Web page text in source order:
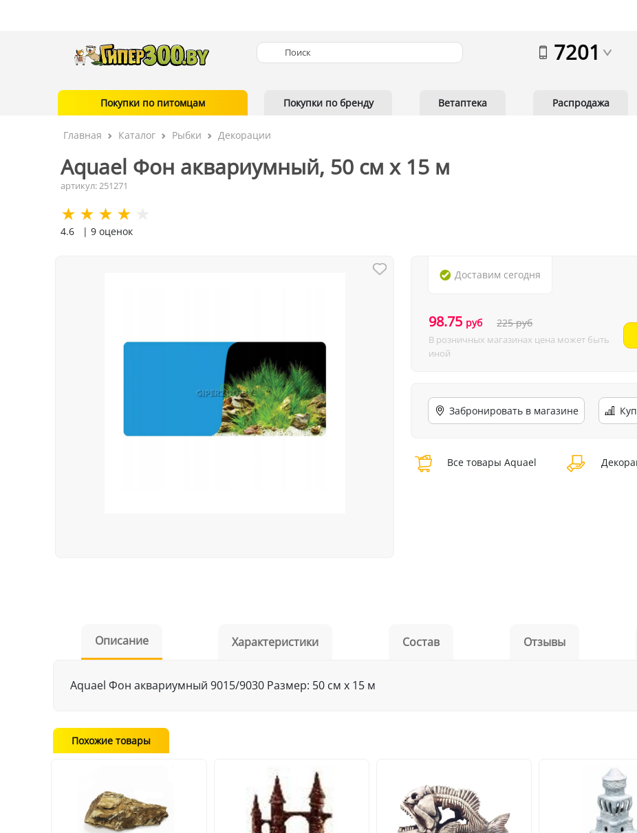
7201
Покупки по питомцам Покупки по бренду Ветаптека Распродажа
Главная Каталог Рыбки Декорации
Aquael Фон аквариумный, 50 см x 15 м
артикул: 251271
4.6 | 9 оценок
Доставим сегодня
98.75 руб 225руб
В розничных магазинах цена может быть
иной
Забронировать в магазине
Все товары Aquael
Описание Характеристики Состав Отзывы
Aquael Фон аквариумный 9015/9030 Размер: 50 см x 15 м
Похожие товары